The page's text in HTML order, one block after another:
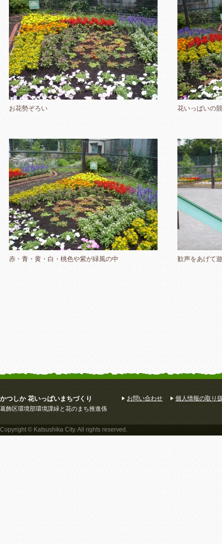
お花勢ぞろい 花いっぱいの
赤・青・黄・白・桃色や紫が緑風の中 歓声をあげて
かつしか 花いっぱいまちづくり
葛飾区環境部環境課緑と花のまち推進係
お問い合わせ 個人情報の取り
Copyright © Katsushika City. All rights reserved.